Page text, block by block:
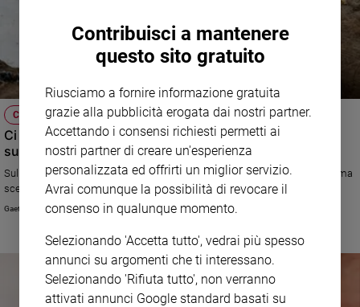
CHIEDILO A CREDERE
Ci sarà un domani? La paura per quello che può
succedere
Sulla nostra testa incombe la possibilità di una catastrofe non naturale, ma
scelta dall’uomo
Gaetano Piccolo
Contribuisci a mantenere
questo sito gratuito
Riusciamo a fornire informazione gratuita
grazie alla pubblicità erogata dai nostri partner.
Accettando i consensi richiesti permetti ai
nostri partner di creare un'esperienza
personalizzata ed offrirti un miglior servizio.
Avrai comunque la possibilità di revocare il
consenso in qualunque momento.
Selezionando 'Accetta tutto', vedrai più spesso
annunci su argomenti che ti interessano.
Selezionando 'Rifiuta tutto', non verranno
attivati annunci Google standard basati su